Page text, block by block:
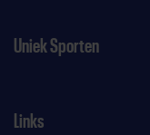
Uniek Sporten
Links